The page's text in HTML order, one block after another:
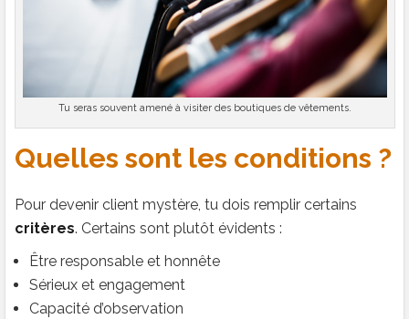
Tu seras souvent amené à visiter des boutiques de vêtements.
Quelles sont les conditions ?
Pour devenir client mystère, tu dois remplir certains
critères. Certains sont plutôt évidents :
Être responsable et honnête
Sérieux et engagement
Capacité d’observation